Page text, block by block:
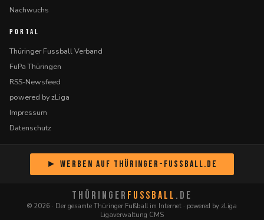
Nachwuchs
PORTAL
Thüringer Fussball Verband
FuPa Thüringen
RSS-Newsfeed
powered by zLiga
Impressum
Datenschutz
► Werben auf Thüringer-Fussball.de
THÜRINGER FUSSBALL .DE
© 2026 · Der gesamte Thüringer Fußball im Internet · powered by zLiga
Ligaverwaltung CMS